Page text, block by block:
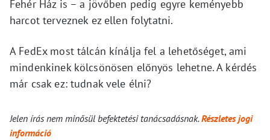
Fehér Ház is – a jövőben pedig egyre keményebb
harcot terveznek ez ellen folytatni.
A FedEx most tálcán kínálja fel a lehetőséget, ami
mindenkinek kölcsönösen előnyös lehetne. A kérdés
már csak ez: tudnak vele élni?
Jelen írás nem minősül befektetési tanácsadásnak.Részletes jogi
információ